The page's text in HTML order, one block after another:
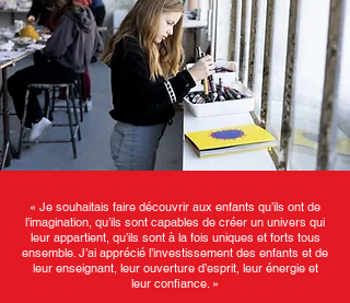
« Je souhaitais faire découvrir aux enfants qu’ils ont de
l’imagination, qu’ils sont capables de créer un univers qui
leur appartient, qu’ils sont à la fois uniques et forts tous
ensemble. J’ai apprécié l’investissement des enfants et de
leur enseignant, leur ouverture d’esprit, leur énergie et
leur conﬁance. »